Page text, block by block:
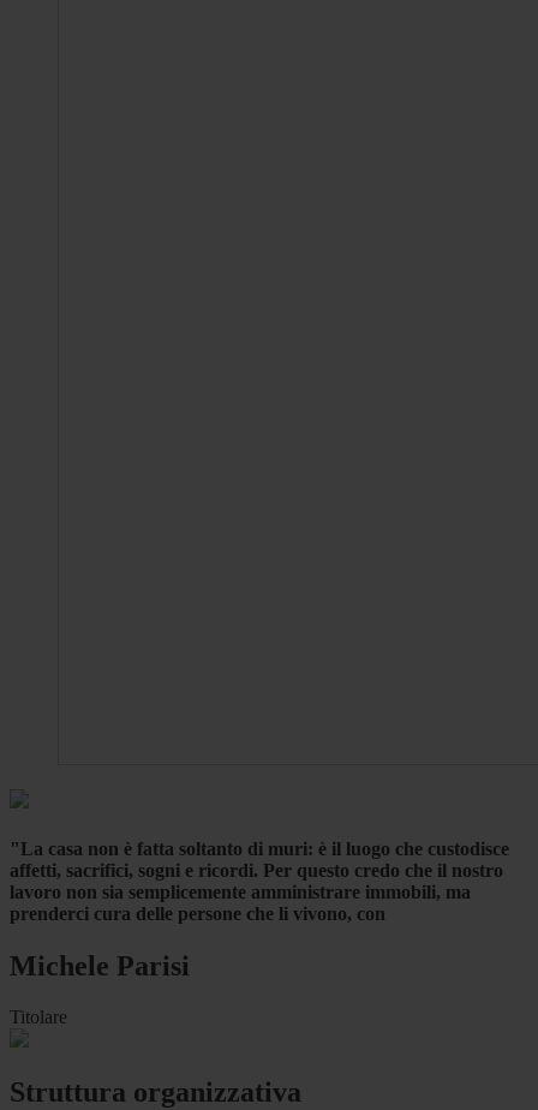
"La casa non è fatta soltanto di muri: è il luogo che custodisce
affetti, sacrifici, sogni e ricordi. Per questo credo che il nostro
lavoro non sia semplicemente amministrare immobili, ma
prenderci cura delle persone che li vivono, con
Michele Parisi
Titolare
Struttura organizzativa